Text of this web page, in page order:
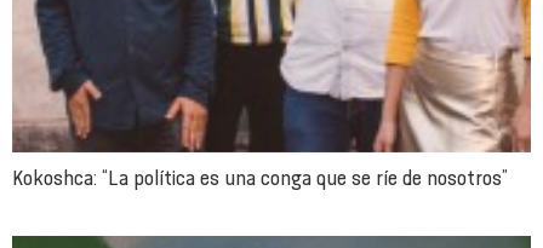
Kokoshca: “La política es una conga que se ríe de nosotros”